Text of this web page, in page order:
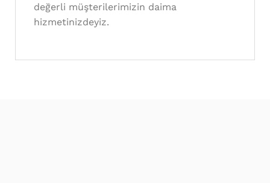
değerli müşterilerimizin daima
hizmetinizdeyiz.